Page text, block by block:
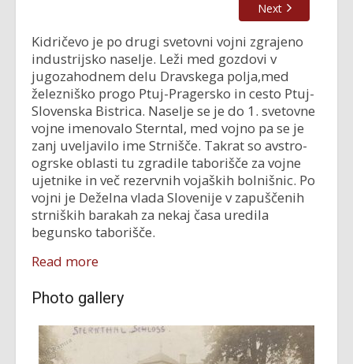
Next
Kidričevo je po drugi svetovni vojni zgrajeno
industrijsko naselje. Leži med gozdovi v
jugozahodnem delu Dravskega polja,med
železniško progo Ptuj-Pragersko in cesto Ptuj-
Slovenska Bistrica. Naselje se je do 1. svetovne
vojne imenovalo Sterntal, med vojno pa se je
zanj uveljavilo ime Strnišče. Takrat so avstro-
ogrske oblasti tu zgradile taborišče za vojne
ujetnike in več rezervnih vojaških bolnišnic. Po
vojni je Deželna vlada Slovenije v zapuščenih
strniških barakah za nekaj časa uredila
begunsko taborišče.
Read more
Photo gallery